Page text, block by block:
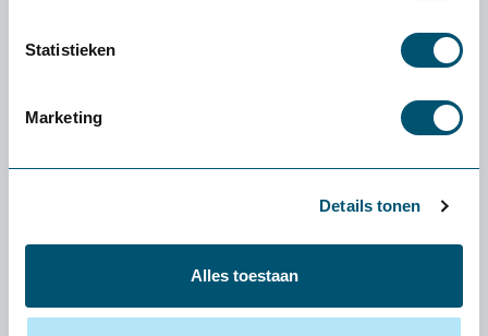
Statistieken
Marketing
Details tonen
Alles toestaan
Ervaren of een product
proefplaatsing van
Health2Work
volledig kosteloos. Vooraf betaal je niets. Enige
uitzondering: als je een klein product (zoals een